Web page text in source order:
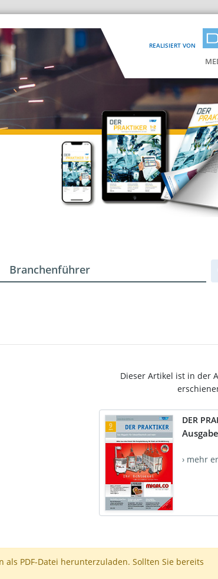
REALISIERT VON
Branchenführer
Dieser Artikel ist in der
DER
› mehr
PDF-Datei herunterzuladen. Sollten Sie bereits